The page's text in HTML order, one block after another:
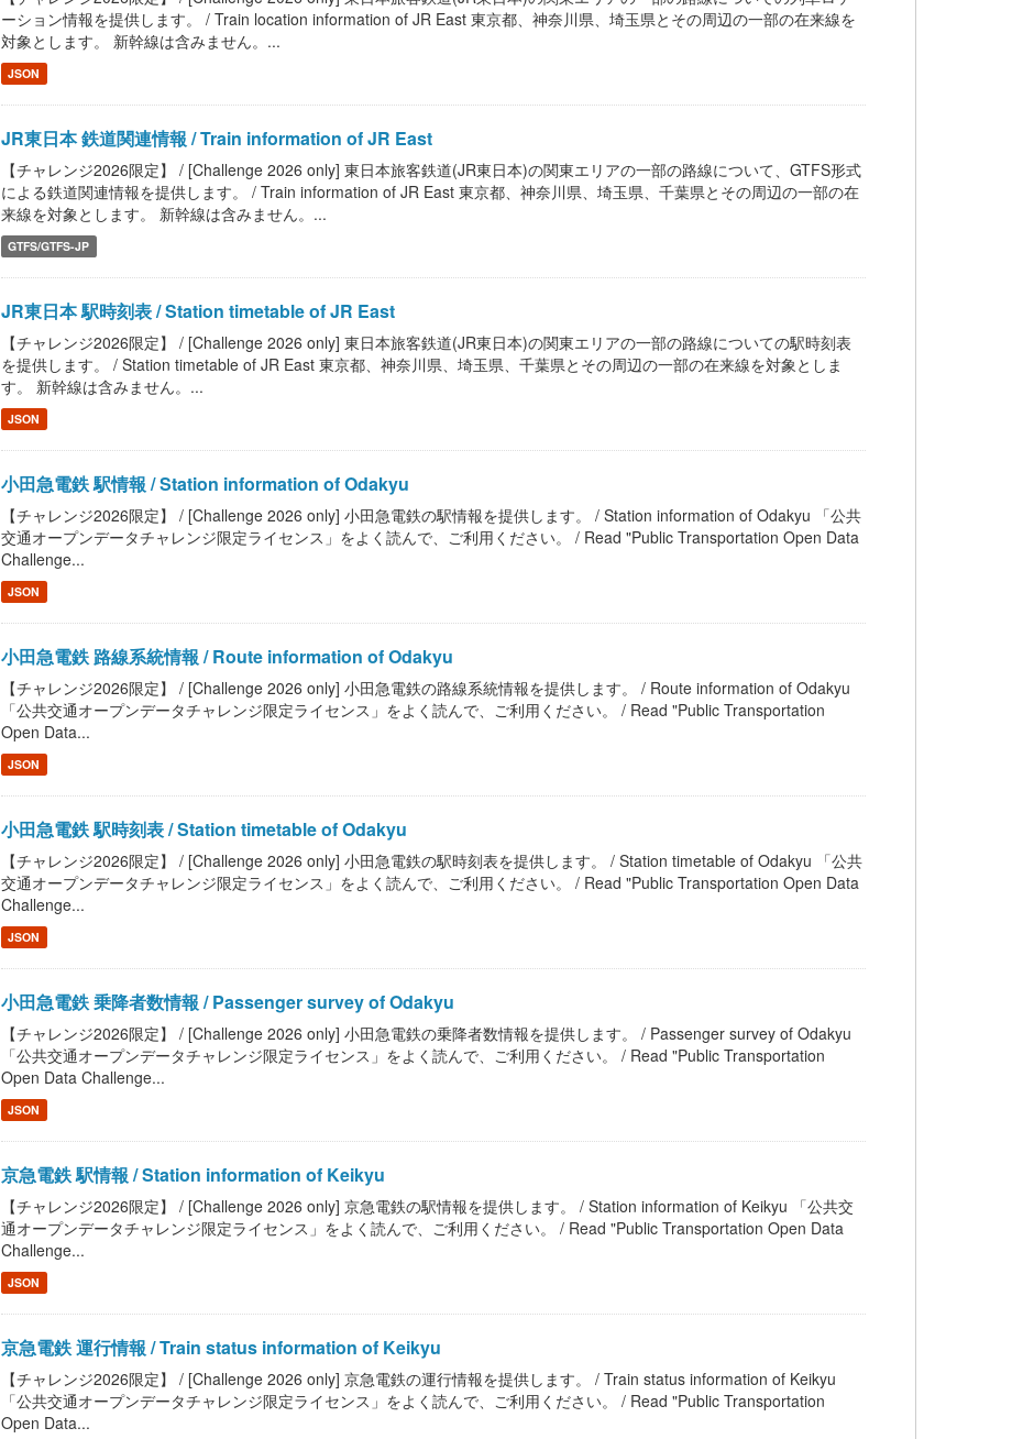
ーション情報を提供します。 / Train location information of JR East 東京都、神奈川県、埼玉県とその周辺の一部の在来線を
対象とします。 新幹線は含みません。...
JSON
JR東日本 鉄道関連情報 / Train information of JR East
【チャレンジ2026限定】 / [Challenge 2026 only] 東日本旅客鉄道(JR東日本)の関東エリアの一部の路線について、GTFS形式
による鉄道関連情報を提供します。 / Train information of JR East 東京都、神奈川県、埼玉県、千葉県とその周辺の一部の在
来線を対象とします。 新幹線は含みません。...
GTFS/GTFS-JP
JR東日本 駅時刻表 / Station timetable of JR East
【チャレンジ2026限定】 / [Challenge 2026 only] 東日本旅客鉄道(JR東日本)の関東エリアの一部の路線についての駅時刻表
を提供します。 / Station timetable of JR East 東京都、神奈川県、埼玉県、千葉県とその周辺の一部の在来線を対象としま
す。 新幹線は含みません。...
JSON
小田急電鉄 駅情報 / Station information of Odakyu
【チャレンジ2026限定】 / [Challenge 2026 only] 小田急電鉄の駅情報を提供します。 / Station information of Odakyu 「公共
交通オープンデータチャレンジ限定ライセンス」をよく読んで、ご利用ください。 / Read "Public Transportation Open Data
Challenge...
JSON
小田急電鉄 路線系統情報 / Route information of Odakyu
【チャレンジ2026限定】 / [Challenge 2026 only] 小田急電鉄の路線系統情報を提供します。 / Route information of Odakyu
「公共交通オープンデータチャレンジ限定ライセンス」をよく読んで、ご利用ください。 / Read "Public Transportation
Open Data...
JSON
小田急電鉄 駅時刻表 / Station timetable of Odakyu
【チャレンジ2026限定】 / [Challenge 2026 only] 小田急電鉄の駅時刻表を提供します。 / Station timetable of Odakyu 「公共
交通オープンデータチャレンジ限定ライセンス」をよく読んで、ご利用ください。 / Read "Public Transportation Open Data
Challenge...
JSON
小田急電鉄 乗降者数情報 / Passenger survey of Odakyu
【チャレンジ2026限定】 / [Challenge 2026 only] 小田急電鉄の乗降者数情報を提供します。 / Passenger survey of Odakyu
「公共交通オープンデータチャレンジ限定ライセンス」をよく読んで、ご利用ください。 / Read "Public Transportation
Open Data Challenge...
JSON
京急電鉄 駅情報 / Station information of Keikyu
【チャレンジ2026限定】 / [Challenge 2026 only] 京急電鉄の駅情報を提供します。 / Station information of Keikyu 「公共交
通オープンデータチャレンジ限定ライセンス」をよく読んで、ご利用ください。 / Read "Public Transportation Open Data
Challenge...
JSON
京急電鉄 運行情報 / Train status information of Keikyu
【チャレンジ2026限定】 / [Challenge 2026 only] 京急電鉄の運行情報を提供します。 / Train status information of Keikyu
「公共交通オープンデータチャレンジ限定ライセンス」をよく読んで、ご利用ください。 / Read "Public Transportation
Open Data...